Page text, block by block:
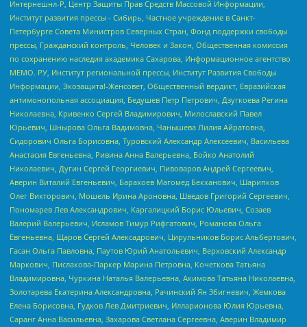
Интернешнл-Р, Центр Защиты Прав Средств Массовой Информации,
Институт развития прессы - Сибирь, Частное учреждение в Санкт-
Петербурге Совета Министров Северных Стран, Фонд поддержки свободы
прессы, Гражданский контроль, Человек и Закон, Общественная комиссия
по сохранению наследия академика Сахарова, Информационное агентство
МЕМО. РУ, Институт региональной прессы, Институт Развития Свободы
Информации, Экозащита!-Женсовет, Общественный вердикт, Евразийская
антимонопольная ассоциация, Бедушев Петр Петрович, Дзугкоева Регина
Николаевна, Кривенко Сергей Владимирович, Милославский Павел
Юрьевич, Шнырова Ольга Вадимовна, Чанышева Лилия Айратовна,
Сидорович Ольга Борисовна, Туровский Александр Алексеевич, Васильева
Анастасия Евгеньевна, Ривина Анна Валерьевна, Бойко Анатолий
Николаевич, Дугин Сергей Георгиевич, Пивоваров Андрей Сергеевич,
Аверин Виталий Евгеньевич, Барахоев Магомед Бекханович, Шарипков
Олег Викторович, Мошель Ирина Ароновна, Шведов Григорий Сергеевич,
Пономарев Лев Александрович, Каргалицкий Борис Юльевич, Созаев
Валерий Валерьевич, Исламов Тимур Рифгатович, Романова Ольга
Евгеньевна, Щаров Сергей Алексадрович, Цирульников Борис Альбертович,
Гасан Ольга Павловна, Паутов Юрий Анатольевич, Верховский Александр
Маркович, Пислакова-Паркер Марина Петровна, Кочеткова Татьяна
Владимировна, Чуркина Наталья Валерьевна, Акимова Татьяна Николаевна,
Золотарева Екатерина Александровна, Рачинский Ян Збигневич, Жемкова
Елена Борисовна, Гудков Лев Дмитриевич, Илларионова Юлия Юрьевна,
Саранг Анна Васильевна, Захарова Светлана Сергеевна, Аверин Владимир